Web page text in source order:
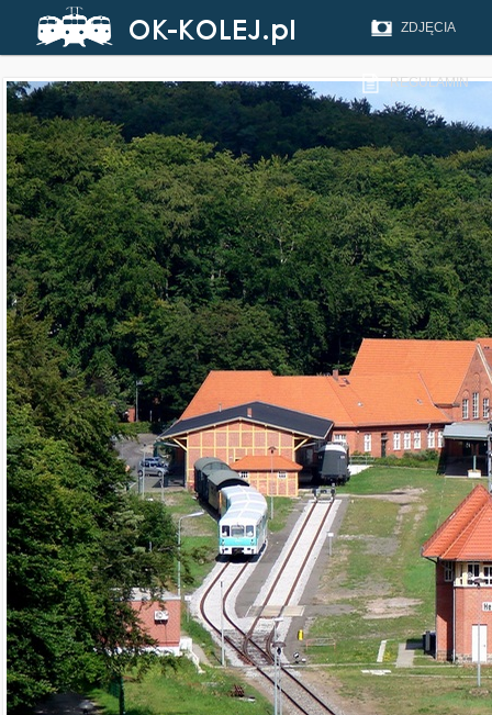
ZDJĘCIA
REGULAMIN